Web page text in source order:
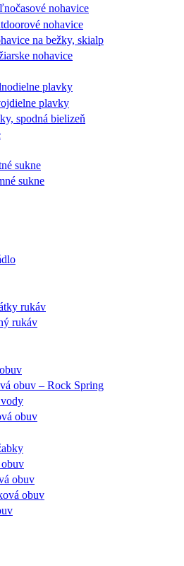
nohavice
nohavice
na bežky, skialp
nohavice
plavky
plavky
spodná bielizeň
sukne
sukne
rukáv
rukáv
obuv – Rock Spring
obuv
obuv
obuv